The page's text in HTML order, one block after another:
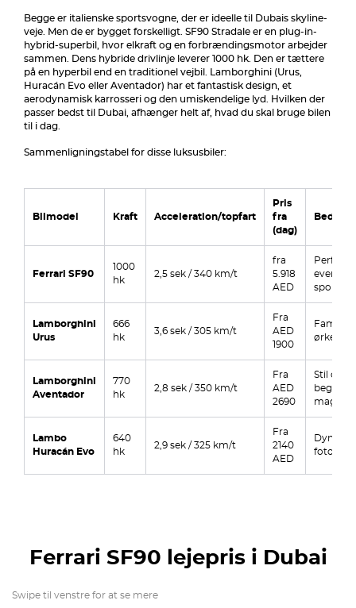
Begge er italienske sportsvogne, der er ideelle til Dubais skyline-
veje. Men de er bygget forskelligt. SF90 Stradale er en plug-in-
hybrid-superbil, hvor elkraft og en forbrændingsmotor arbejder
sammen. Dens hybride drivlinje leverer 1000 hk. Den er tættere
på en hyperbil end en traditionel vejbil. Lamborghini (Urus,
Huracán Evo eller Aventador) har et fantastisk design, et
aerodynamisk karrosseri og den umiskendelige lyd. Hvilken der
passer bedst til Dubai, afhænger helt af, hvad du skal bruge bilen
til i dag.
Sammenligningstabel for disse luksusbiler:
Bilmodel Kraft Acceleration/topfart
Pris
fra
(dag)
Bedst til
Ferrari SF90
1000
hk
2,5 sek / 340 km/t
fra
5.918
AED
events,
Lamborghini
Urus
666
hk
3,6 sek / 305 km/t
Fra
AED
1900
Familie,
Lamborghini
Aventador
770
hk
2,8 sek / 350 km/t
Fra
AED
2690
Stil og
magt
Lambo
Huracán Evo
640
hk
2,9 sek / 325 km/t
Fra
2140
AED
Ferrari SF90 lejepris i Dubai
Swipe til venstre for at se mere